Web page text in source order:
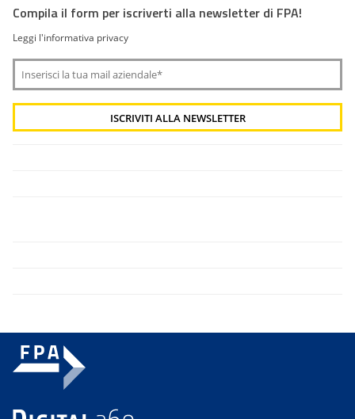
Compila il form per iscriverti alla newsletter di FPA!
Leggi l'informativa privacy